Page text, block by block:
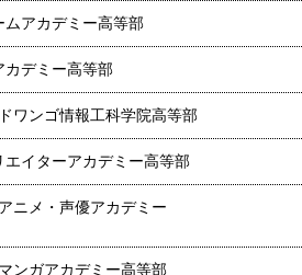
ムアカデミー高等部
カデミー高等部
ワンゴ情報工科学院高等部
エイターアカデミー高等部
ニメ・声優アカデミー
ンガアカデミー高等部